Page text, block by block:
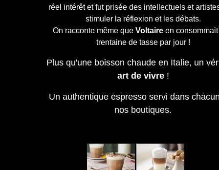
réel intérêt et fut prisée des intellectuels et
stimuler la réflexion et les débats.
On racconte même que Voltaire en
trentaine de tasse par jour !
Plus qu'une boisson chaude en Italie, un
art de vivre!
Un authentique espresso servi dans
nos boutiques.